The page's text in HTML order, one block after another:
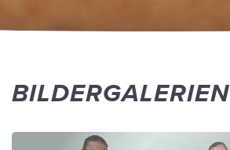
BILDERGALERIEN